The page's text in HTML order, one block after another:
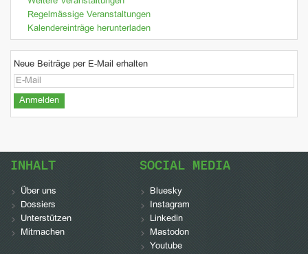
Regelmässige Veranstaltungen
Kalendereinträge herunterladen
Neue Beiträge per E-Mail erhalten
INHALT
Über uns
Dossiers
Unterstützen
Mitmachen
SOCIAL MEDIA
Bluesky
Instagram
Linkedin
Mastodon
Youtube